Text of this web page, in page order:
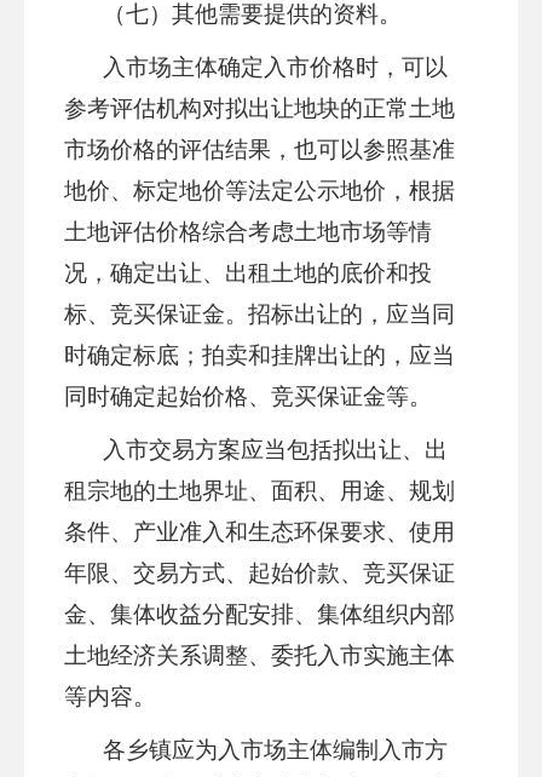
（七）其他需要提供的资料。
入市场主体确定入市价格时，可以
参考评估机构对拟出让地块的正常土地
市场价格的评估结果，也可以参照基准
地价、标定地价等法定公示地价，根据
土地评估价格综合考虑土地市场等情
况，确定出让、出租土地的底价和投
标、竞买保证金。招标出让的，应当同
时确定标底；拍卖和挂牌出让的，应当
同时确定起始价格、竞买保证金等。
入市交易方案应当包括拟出让、出
租宗地的土地界址、面积、用途、规划
条件、产业准入和生态环保要求、使用
年限、交易方式、起始价款、竞买保证
金、集体收益分配安排、集体组织内部
土地经济关系调整、委托入市实施主体
等内容。
各乡镇应为入市场主体编制入市方